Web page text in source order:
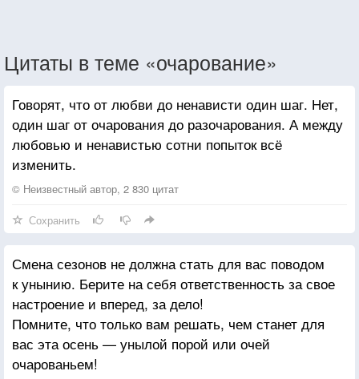
Цитаты в теме «очарование»
Говорят, что от любви до ненависти один шаг. Нет,
один шаг от очарования до разочарования. А между
любовью и ненавистью сотни попыток всё
изменить.
© Неизвестный автор, 2 830 цитат
Сохранить
Смена сезонов не должна стать для вас поводом
к унынию. Берите на себя ответственность за свое
настроение и вперед, за дело!
Помните, что только вам решать, чем станет для
вас эта осень — унылой порой или очей
очарованьем!